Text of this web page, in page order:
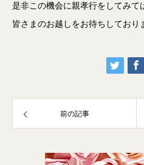
是非この機会に親孝行をしてみて
皆さまのお越しをお待ちしてお
前の記事